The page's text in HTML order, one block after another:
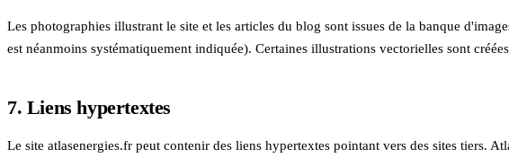
Les photographies illustrant le site et les articles du blog sont issues de la banque
est néanmoins systématiquement indiquée). Certaines illustrations vectorielles sont
7. Liens hypertextes
Le site atlasenergies.fr peut contenir des liens hypertextes pointant vers des sites tiers.